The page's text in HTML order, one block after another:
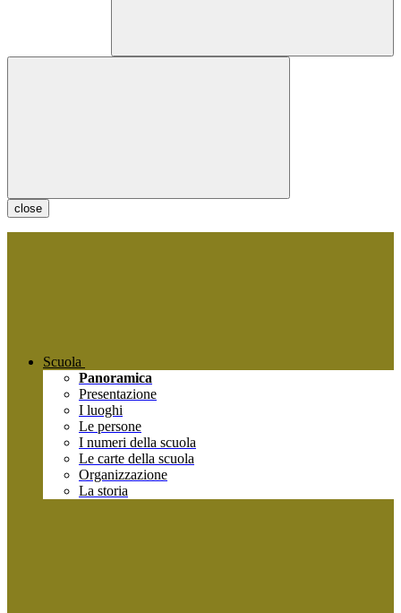
close
Scuola
Panoramica
Presentazione
I luoghi
Le persone
I numeri della scuola
Le carte della scuola
Organizzazione
La storia